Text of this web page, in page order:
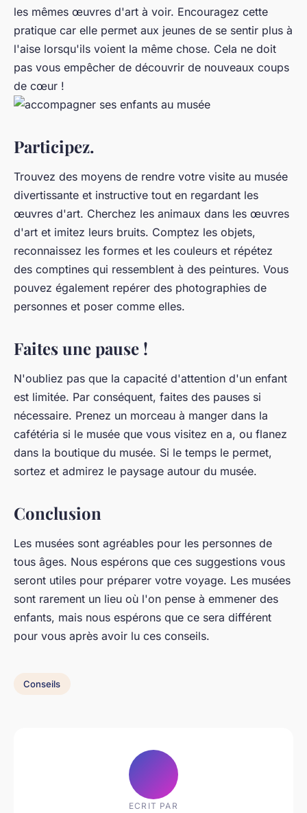
les mêmes œuvres d'art à voir. Encouragez cette
pratique car elle permet aux jeunes de se sentir plus à
l'aise lorsqu'ils voient la même chose. Cela ne doit
pas vous empêcher de découvrir de nouveaux coups
de cœur !
Participez.
Trouvez des moyens de rendre votre visite au musée
divertissante et instructive tout en regardant les
œuvres d'art. Cherchez les animaux dans les œuvres
d'art et imitez leurs bruits. Comptez les objets,
reconnaissez les formes et les couleurs et répétez
des comptines qui ressemblent à des peintures. Vous
pouvez également repérer des photographies de
personnes et poser comme elles.
Faites une pause !
N'oubliez pas que la capacité d'attention d'un enfant
est limitée. Par conséquent, faites des pauses si
nécessaire. Prenez un morceau à manger dans la
cafétéria si le musée que vous visitez en a, ou flanez
dans la boutique du musée. Si le temps le permet,
sortez et admirez le paysage autour du musée.
Conclusion
Les musées sont agréables pour les personnes de
tous âges. Nous espérons que ces suggestions vous
seront utiles pour préparer votre voyage. Les musées
sont rarement un lieu où l'on pense à emmener des
enfants, mais nous espérons que ce sera différent
pour vous après avoir lu ces conseils.
Conseils
ECRIT PAR